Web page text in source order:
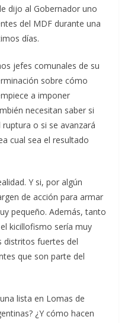
dijo al Gobernador uno
del MDF durante una
días.
jefes comunales de su
sobre cómo
a imponer
necesitan saber si
o si se avanzará
cual sea el resultado
Y si, por algún
de acción para armar
pequeño. Además, tanto
kicillofismo sería muy
distritos fuertes del
que son parte del
lista en Lomas de
¿Y cómo hacen